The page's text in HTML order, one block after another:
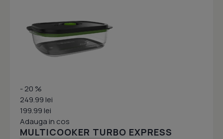
- 20 %
249.99 lei
199.99 lei
Adauga in cos
MULTICOOKER TURBO EXPRESS